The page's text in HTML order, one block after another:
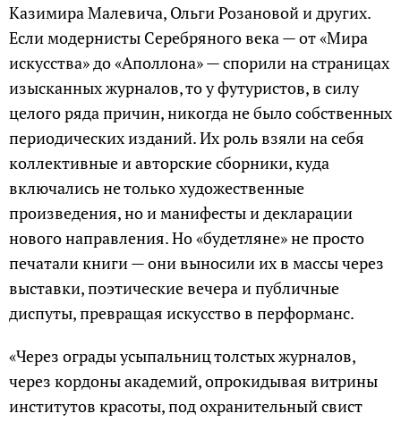
Казимира Малевича, Ольги Розановой и других.
Если модернисты Серебряного века — от «Мира
искусства» до «Аполлона» — спорили на страницах
изысканных журналов, то у футуристов, в силу
целого ряда причин, никогда не было собственных
периодических изданий. Их роль взяли на себя
коллективные и авторские сборники, куда
включались не только художественные
произведения, но и манифесты и декларации
нового направления. Но «будетляне» не просто
печатали книги — они выносили их в массы через
выставки, поэтические вечера и публичные
диспуты, превращая искусство в перформанс.
«Через ограды усыпальниц толстых журналов,
через кордоны академий, опрокидывая витрины
институтов красоты, под охранительный свист